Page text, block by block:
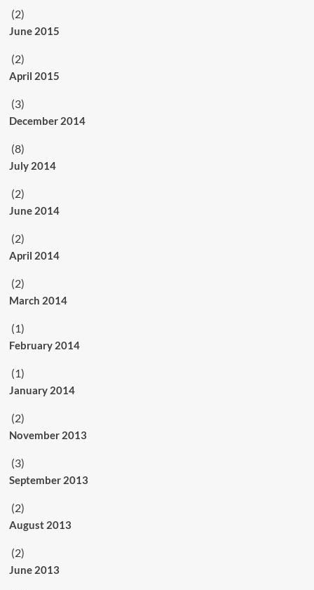
(2)
June 2015
(2)
April 2015
(3)
December 2014
(8)
July 2014
(2)
June 2014
(2)
April 2014
(2)
March 2014
(1)
February 2014
(1)
January 2014
(2)
November 2013
(3)
September 2013
(2)
August 2013
(2)
June 2013